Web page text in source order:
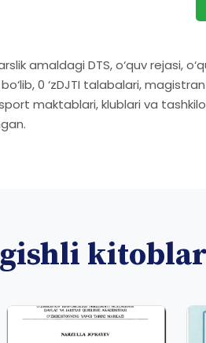
amaldagi DTS, o‘quv rejasi,
0 ‘zDJTI talabalari,
maktablari, klublari va
kitoblar